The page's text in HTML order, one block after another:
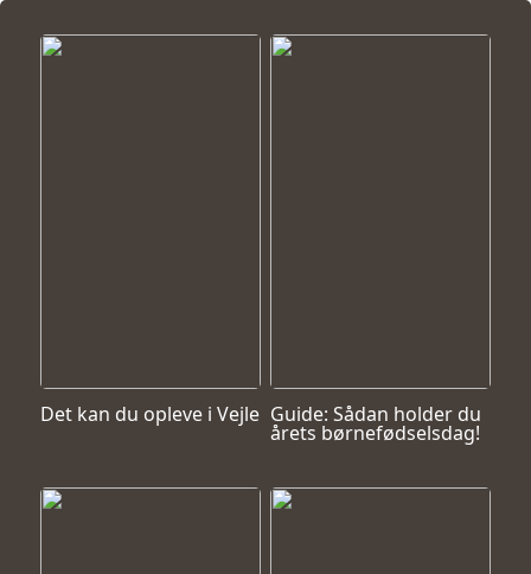
Det kan du opleve i Vejle Guide: Sådan holder du
årets børnefødselsdag!